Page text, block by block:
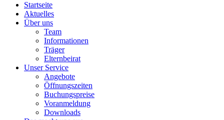
Startseite
Aktuelles
Über uns
Team
Informationen
Träger
Elternbeirat
Unser Service
Angebote
Öffnungszeiten
Buchungspreise
Voranmeldung
Downloads